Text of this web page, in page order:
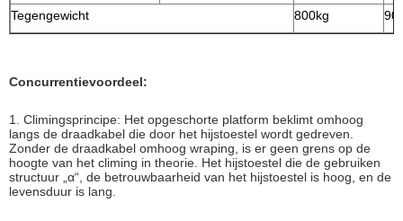
Tegengewicht 800kg
Concurrentievoordeel:
1. Climingsprincipe: Het opgeschorte platform beklimt omhoog
langs de draadkabel die door het hijstoestel wordt gedreven.
Zonder de draadkabel omhoog wraping, is er geen grens op de
hoogte van het climing in theorie. Het hijstoestel die de gebruiken
structuur „α“, de betrouwbaarheid van het hijstoestel is hoog, en de
levensduur is lang.